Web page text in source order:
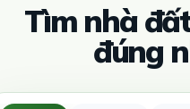
Tìm nhà
đúng